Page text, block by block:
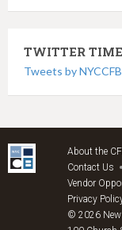
TWITTER
Tweets by NYCCFB
About the
Contact Us
Vendor
Privacy
© 2026 New